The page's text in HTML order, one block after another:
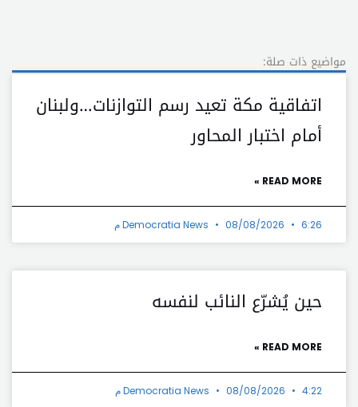
مواضيع ذات صلة:
اتفاقية مكة تعيد رسم التوازنات…ولبنان
أمام اختبار المحاور
READ MORE »
Democratia News 08/08/2026 6:26 م
حين يُشرّع النائب لنفسه
READ MORE »
Democratia News 08/08/2026 4:22 م